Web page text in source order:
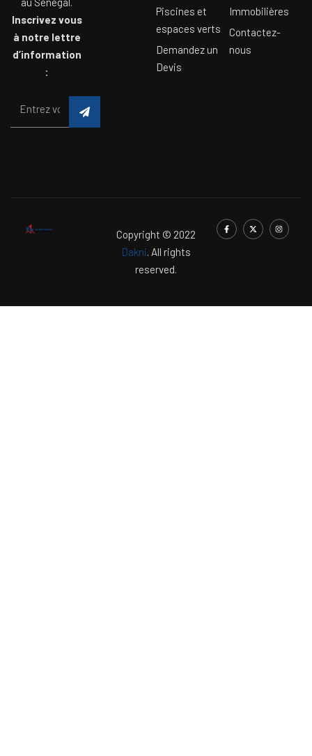
Inscrivez vous
à notre lettre
d’information
:
Piscines et
espaces verts
Demandez un
Devis
Immobilières
Contactez-
nous
Copyright © 2022
Dakni. All rights
reserved.